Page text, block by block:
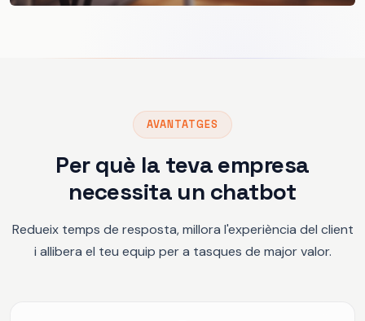
AVANTATGES
Per què la teva empresa
necessita un chatbot
Redueix temps de resposta, millora l'experiència del client
i allibera el teu equip per a tasques de major valor.